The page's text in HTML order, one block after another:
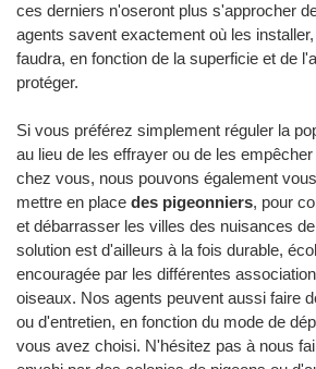
ces derniers n'oseront plus s'approcher
agents savent exactement où les
faudra, en fonction de la superficie et de
protéger.
Si vous préférez simplement réguler la
au lieu de les effrayer ou de les
chez vous, nous pouvons également
mettre en place des pigeonniers, pour
et débarrasser les villes des nuisances
solution est d'ailleurs à la fois durable,
encouragée par les différentes
oiseaux. Nos agents peuvent aussi faire
ou d'entretien, en fonction du mode de
vous avez choisi. N'hésitez pas à nous